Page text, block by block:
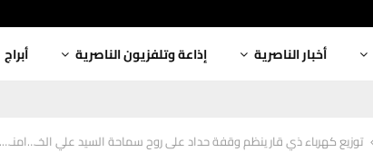
أخبار الناصرية إذاعة وتلفزيون الناصرية أبراج
توزيع كهرباء ذي قار ينظم وقفة حداد على روح سماحة السيد علي